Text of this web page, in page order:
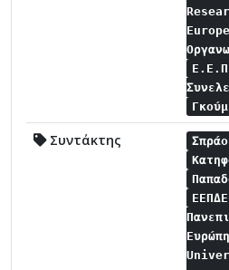
Συντάκτης